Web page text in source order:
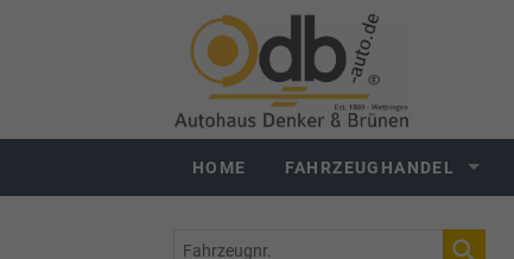
HOME FAHRZEUGHANDEL
Fahrzeugnr.